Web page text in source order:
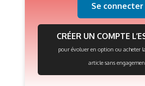
Se connecter
CRÉER UN COMPTE
pour évoluer en option ou acheter
article sans